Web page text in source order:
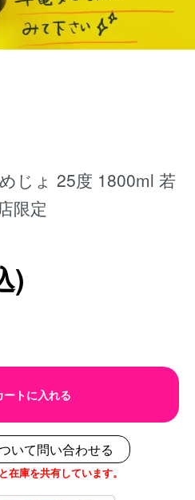
じょ 25度 1800ml 若
限定
)
ートに入れる
いて問い合わせる
在庫を共有しています。